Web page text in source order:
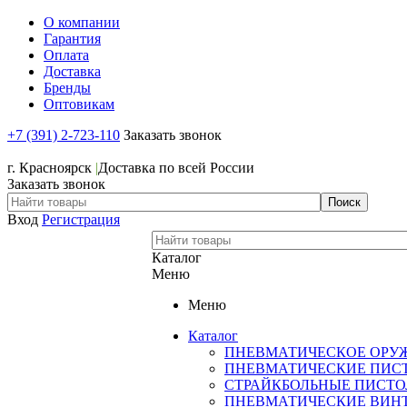
О компании
Гарантия
Оплата
Доставка
Бренды
Оптовикам
+7 (391) 2-723-110 Заказать звонок
г. Красноярск |Доставка по всей России
Заказать звонок
Вход Регистрация
Каталог
Меню
Меню
Каталог
ПНЕВМАТИЧЕСКОЕ
ПНЕВМАТИЧЕСКИЕ
СТРАЙКБОЛЬНЫЕ
ПНЕВМАТИЧЕСКИЕ